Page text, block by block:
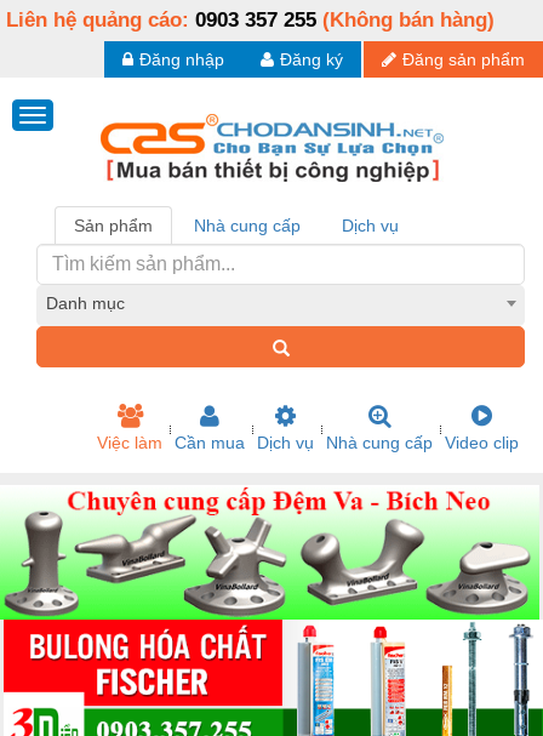
Liên hệ quảng cáo: 0903 357 255 (Không bán hàng)
Đăng sản phẩm
Đăng ký
Đăng nhập
Sản phẩm Nhà cung cấp Dịch vụ
Danh mục
Việc làm Cần mua Dịch vụ Nhà cung cấp Video clip